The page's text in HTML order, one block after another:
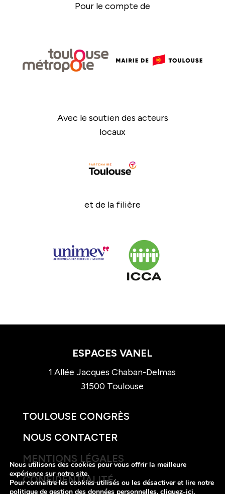
Pour le compte de
Avec le soutien des acteurs
locaux
et de la filière
ESPACES VANEL
1 Allée Jacques Chaban-Delmas
31500 Toulouse
TOULOUSE CONGRÈS
NOUS CONTACTER
MENTIONS LÉGALES
CONFIDENTIALITÉ
Nous utilisons des cookies pour vous offrir la meilleure
expérience sur notre site.
Pour connaitre les cookies utilisés ou les désactiver et lire notre
politique de gestion des données personnelles, cliquez-ici.